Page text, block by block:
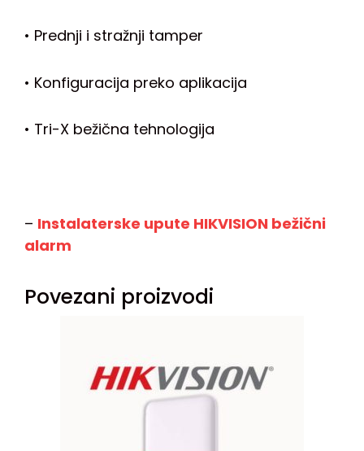
• Prednji i stražnji tamper
• Konfiguracija preko aplikacija
• Tri-X bežična tehnologija
– Instalaterske upute HIKVISION bežični
alarm
Povezani proizvodi